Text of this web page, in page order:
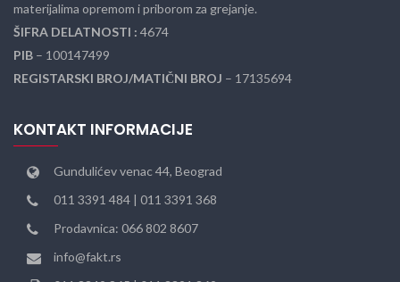
materijalima opremom i priborom za grejanje.
ŠIFRA DELATNOSTI : 4674
PIB – 100147499
REGISTARSKI BROJ/MATIČNI BROJ – 17135694
KONTAKT INFORMACIJE
Gundulićev venac 44, Beograd
011 3391 484 | 011 3391 368
Prodavnica: 066 802 8607
info@fakt.rs